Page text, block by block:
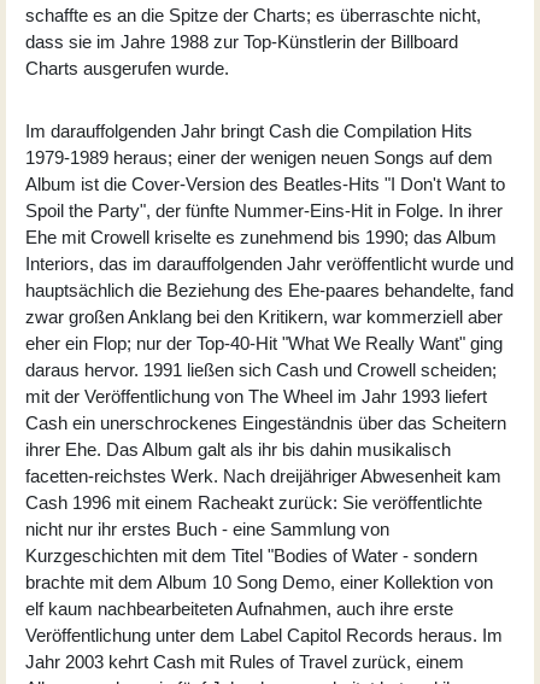
schaffte es an die Spitze der Charts; es überraschte nicht,
dass sie im Jahre 1988 zur Top-Künstlerin der Billboard
Charts ausgerufen wurde.
Im darauffolgenden Jahr bringt Cash die Compilation Hits
1979-1989 heraus; einer der wenigen neuen Songs auf dem
Album ist die Cover-Version des Beatles-Hits "I Don't Want to
Spoil the Party", der fünfte Nummer-Eins-Hit in Folge. In ihrer
Ehe mit Crowell kriselte es zunehmend bis 1990; das Album
Interiors, das im darauffolgenden Jahr veröffentlicht wurde und
hauptsächlich die Beziehung des Ehe-paares behandelte, fand
zwar großen Anklang bei den Kritikern, war kommerziell aber
eher ein Flop; nur der Top-40-Hit "What We Really Want" ging
daraus hervor. 1991 ließen sich Cash und Crowell scheiden;
mit der Veröffentlichung von The Wheel im Jahr 1993 liefert
Cash ein unerschrockenes Eingeständnis über das Scheitern
ihrer Ehe. Das Album galt als ihr bis dahin musikalisch
facetten-reichstes Werk. Nach dreijähriger Abwesenheit kam
Cash 1996 mit einem Racheakt zurück: Sie veröffentlichte
nicht nur ihr erstes Buch - eine Sammlung von
Kurzgeschichten mit dem Titel "Bodies of Water - sondern
brachte mit dem Album 10 Song Demo, einer Kollektion von
elf kaum nachbearbeiteten Aufnahmen, auch ihre erste
Veröffentlichung unter dem Label Capitol Records heraus. Im
Jahr 2003 kehrt Cash mit Rules of Travel zurück, einem